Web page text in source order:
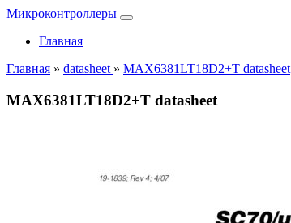
Микроконтроллеры
Главная
Главная » datasheet » MAX6381LT18D2+T datasheet
MAX6381LT18D2+T datasheet